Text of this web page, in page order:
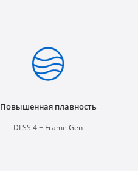
Повышенная плавность
DLSS 4 + Frame Gen